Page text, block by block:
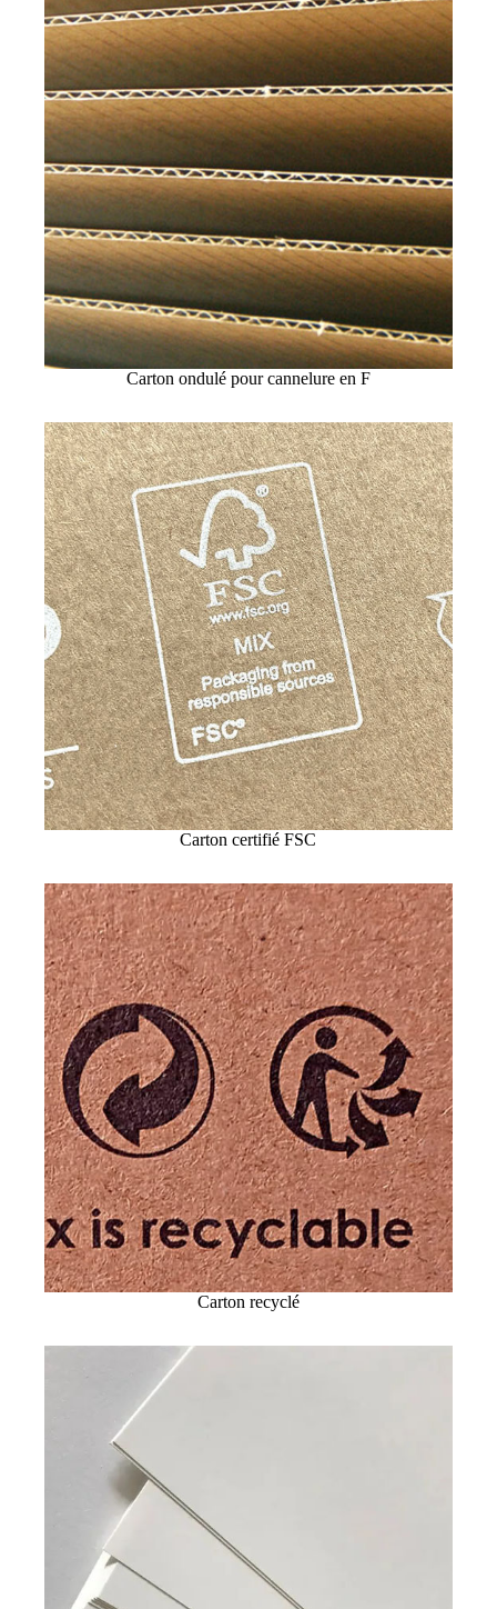
Carton ondulé pour cannelure en F
Carton certifié FSC
Carton recyclé